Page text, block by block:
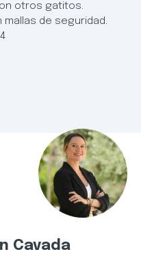
otros gatitos.
de seguridad.
Cavada